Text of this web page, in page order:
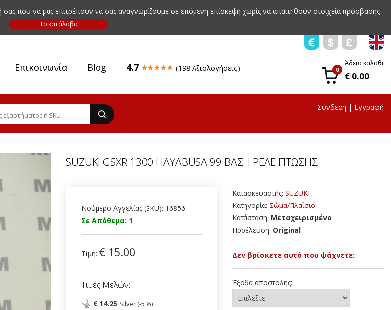
που να μας επιτρέπουν να σας αναγνωρίζουμε σε επόμενη επίσκεψη χωρίς να απαιτηθούν στοιχεία πρόσβασης
Επικοινωνία Blog 4.7 (198 Αξιολογήσεις) 0
Άδειο καλάθι
€ 0.00
Σύνδεση | Εγγραφή
SUZUKI GSXR 1300 HAYABUSA 99 ΒΑΣΗ ΡΕΛΕ ΠΤΩΣΗΣ
Νούμερο Αγγελίας (SKU): 16856
Σε Απόθεμα: 1
Τιμή: € 15.00
Τιμές Μελών:
€ 14.25 Silver (-5 %)
Κατασκευαστής: SUZUKI
Κατηγορία: Σώμα/Πλαίσιο
Κατάσταση: Μεταχειρισμένο
Προέλευση: Original
Δεν βρίσκετε αυτό που ψάχνετε;
Έξοδα αποστολής: